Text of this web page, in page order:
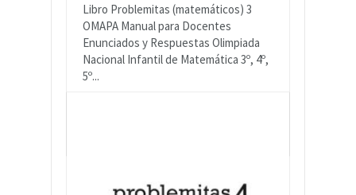
Libro Problemitas (matemáticos) 3
OMAPA Manual para Docentes
Enunciados y Respuestas Olimpiada
Nacional Infantil de Matemática 3º, 4º,
5º...